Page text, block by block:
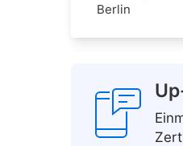
Berlin